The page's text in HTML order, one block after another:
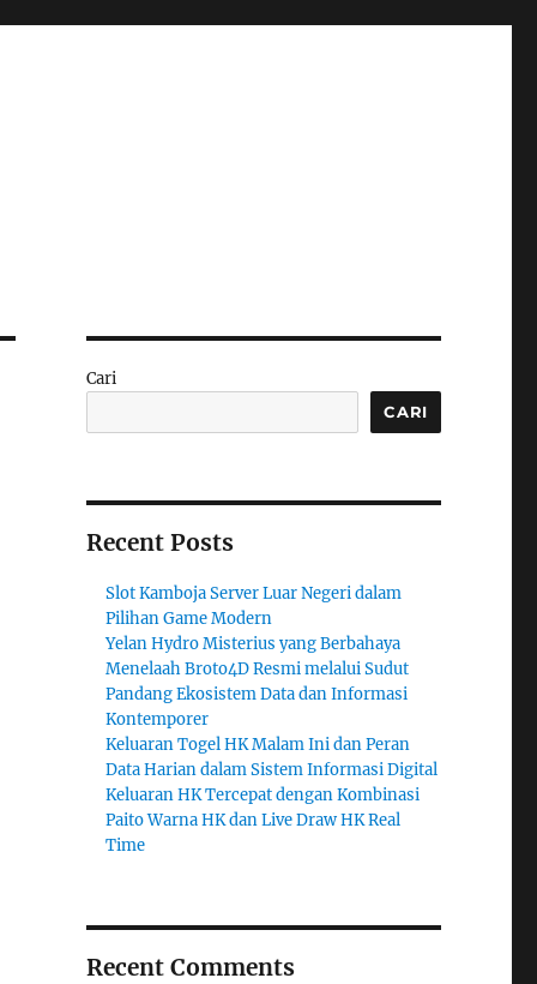
Cari
CARI
Recent Posts
Slot Kamboja Server Luar Negeri dalam
Pilihan Game Modern
Yelan Hydro Misterius yang Berbahaya
Menelaah Broto4D Resmi melalui Sudut
Pandang Ekosistem Data dan Informasi
Kontemporer
Keluaran Togel HK Malam Ini dan Peran
Data Harian dalam Sistem Informasi Digital
Keluaran HK Tercepat dengan Kombinasi
Paito Warna HK dan Live Draw HK Real
Time
Recent Comments